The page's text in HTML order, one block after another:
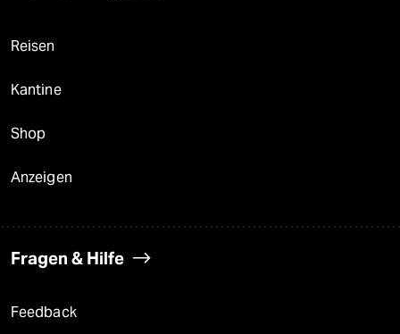
Reisen
Kantine
Shop
Anzeigen
Fragen & Hilfe
Feedback